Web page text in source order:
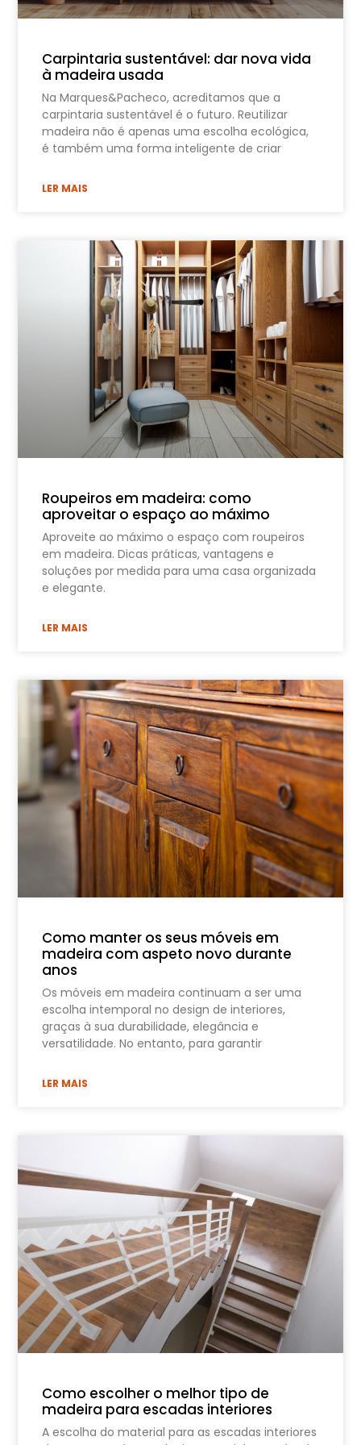
Carpintaria sustentável: dar nova vida
à madeira usada
Na Marques&Pacheco, acreditamos que a
carpintaria sustentável é o futuro. Reutilizar
madeira não é apenas uma escolha ecológica,
é também uma forma inteligente de criar
LER MAIS
Roupeiros em madeira: como
aproveitar o espaço ao máximo
Aproveite ao máximo o espaço com roupeiros
em madeira. Dicas práticas, vantagens e
soluções por medida para uma casa organizada
e elegante.
LER MAIS
Como manter os seus móveis em
madeira com aspeto novo durante
anos
Os móveis em madeira continuam a ser uma
escolha intemporal no design de interiores,
graças à sua durabilidade, elegância e
versatilidade. No entanto, para garantir
LER MAIS
Como escolher o melhor tipo de
madeira para escadas interiores
A escolha do material para as escadas interiores